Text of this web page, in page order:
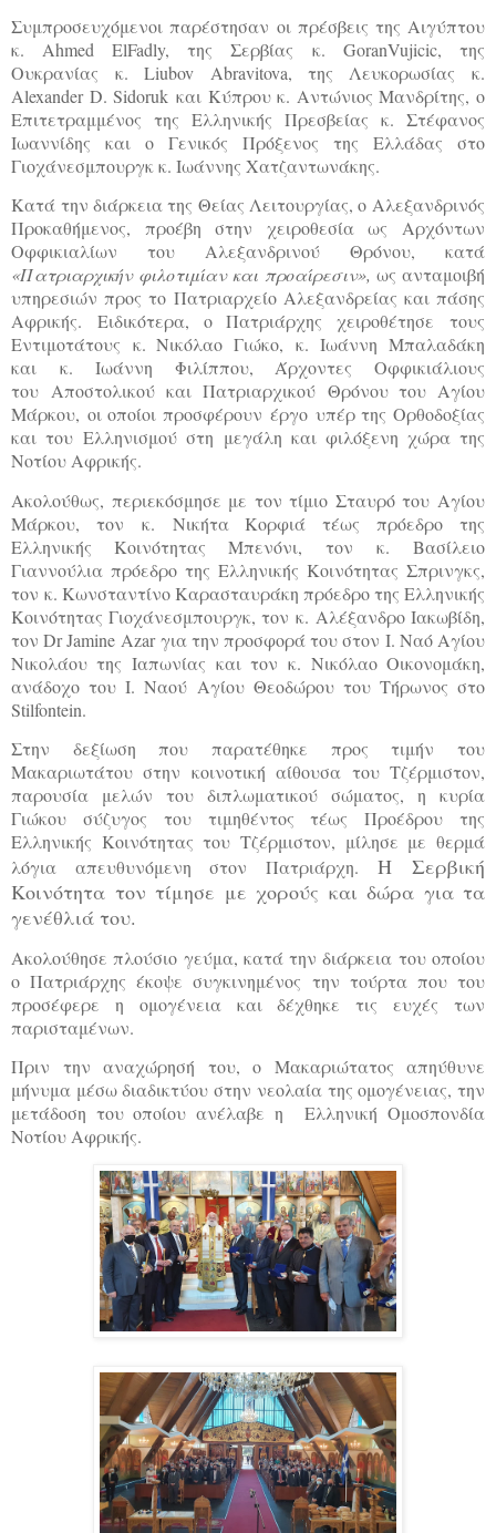
Συμπροσευχόμενοι παρέστησαν οι πρέσβεις της Αιγύπτου
κ. Ahmed ElFadly, της Σερβίας κ. GoranVujicic, της
Ουκρανίας κ. Liubov Abravitova, της Λευκορωσίας κ.
Alexander D. Sidoruk και Κύπρου κ. Αντώνιος Μανδρίτης, ο
Επιτετραμμένος της Ελληνικής Πρεσβείας κ. Στέφανος
Ιωαννίδης και ο Γενικός Πρόξενος της Ελλάδας στο
Γιοχάνεσμπουργκ κ. Ιωάννης Χατζαντωνάκης.
Κατά την διάρκεια της Θείας Λειτουργίας, ο Αλεξανδρινός
Προκαθήμενος, προέβη στην χειροθεσία ως Αρχόντων
Οφφικιαλίων του Αλεξανδρινού Θρόνου, κατά
«Πατριαρχικήν φιλοτιμίαν και προαίρεσιν», ως ανταμοιβή
υπηρεσιών προς το Πατριαρχείο Αλεξανδρείας και πάσης
Αφρικής. Ειδικότερα, ο Πατριάρχης χειροθέτησε τους
Εντιμοτάτους κ. Νικόλαο Γιώκο, κ. Ιωάννη Μπαλαδάκη
και κ. Ιωάννη Φιλίππου, Άρχοντες Οφφικιάλιους
του Αποστολικού και Πατριαρχικού Θρόνου του Αγίου
Μάρκου, οι οποίοι προσφέρουν έργο υπέρ της Ορθοδοξίας
και του Ελληνισμού στη μεγάλη και φιλόξενη χώρα της
Νοτίου Αφρικής.
Ακολούθως, περιεκόσμησε με τον τίμιο Σταυρό του Αγίου
Μάρκου, τον κ. Νικήτα Κορφιά τέως πρόεδρο της
Ελληνικής Κοινότητας Μπενόνι, τον κ. Βασίλειο
Γιαννούλια πρόεδρο της Ελληνικής Κοινότητας Σπρινγκς,
τον κ. Κωνσταντίνο Καρασταυράκη πρόεδρο της Ελληνικής
Κοινότητας Γιοχάνεσμπουργκ, τον κ. Αλέξανδρο Ιακωβίδη,
τον Dr Jamine Azar για την προσφορά του στον Ι. Ναό Αγίου
Νικολάου της Ιαπωνίας και τον κ. Νικόλαο Οικονομάκη,
ανάδοχο του Ι. Ναού Αγίου Θεοδώρου του Τήρωνος στο
Stilfontein.
Στην δεξίωση που παρατέθηκε προς τιμήν του
Μακαριωτάτου στην κοινοτική αίθουσα του Τζέρμιστον,
παρουσία μελών του διπλωματικού σώματος, η κυρία
Γιώκου σύζυγος του τιμηθέντος τέως Προέδρου της
Ελληνικής Κοινότητας του Τζέρμιστον, μίλησε με θερμά
λόγια απευθυνόμενη στον Πατριάρχη.Η Σερβική
Κοινότητα τον τίμησε με χορούς και δώρα για τα
γενέθλιά του.
Ακολούθησε πλούσιο γεύμα, κατά την διάρκεια του οποίου
ο Πατριάρχης έκοψε συγκινημένος την τούρτα που του
προσέφερε η ομογένεια και δέχθηκε τις ευχές των
παρισταμένων.
Πριν την αναχώρησή του, ο Μακαριώτατος απηύθυνε
μήνυμα μέσω διαδικτύου στην νεολαία της ομογένειας, την
μετάδοση του οποίου ανέλαβε η Ελληνική Ομοσπονδία
Νοτίου Αφρικής.